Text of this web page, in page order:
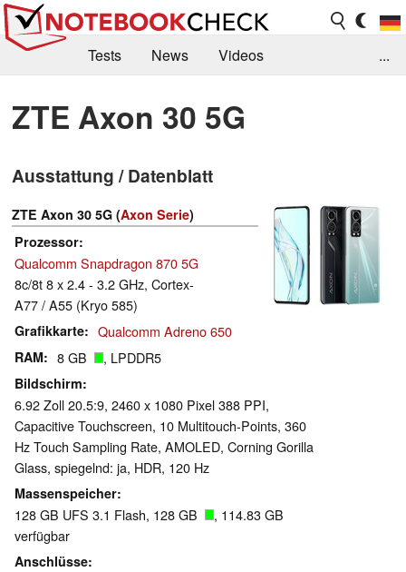
Tests News
Videos
Kaufberatung
Deals Suche
Forum
...
ZTE Axon 30 5G
Ausstattung / Datenblatt
ZTE Axon 30 5G (Axon Serie)
Prozessor
Qualcomm Snapdragon 870 5G
8c/8t 8 x 2.4 - 3.2 GHz, Cortex-
A77 / A55 (Kryo 585)
Grafikkarte Qualcomm Adreno 650
RAM 8 GB , LPDDR5
Bildschirm
6.92 Zoll 20.5:9, 2460 x 1080 Pixel 388 PPI,
Capacitive Touchscreen, 10 Multitouch-Points, 360
Hz Touch Sampling Rate, AMOLED, Corning Gorilla
Glass, spiegelnd: ja, HDR, 120 Hz
Massenspeicher
128 GB UFS 3.1 Flash, 128 GB
, 114.83 GB
verfügbar
Anschlüsse